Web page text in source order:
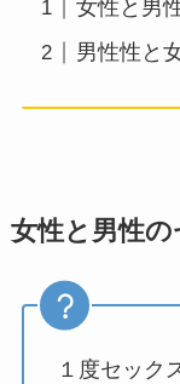
女性と男
男性性と
女性と男性
１度セック